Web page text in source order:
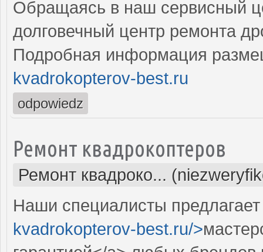
Обращаясь в наш сервисный
долговечный центр ремонта
Подробная информация
kvadrokopterov-best.ru
odpowiedz
Ремонт квадрокоптеров
Ремонт квадроко...
Наши специалисты
kvadrokopterov-best.ru/>